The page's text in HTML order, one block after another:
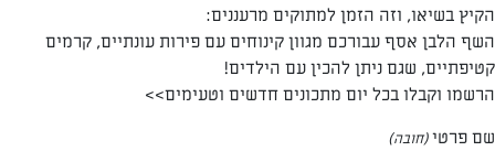
—
הקיץ בשיאו, וזה הזמן למתוקים מרעננים:
השף הלבן אסף עבורכם מגוון קינוחים עם פירות עונתיים, קרמים
קטיפתיים, שגם ניתן להכין עם הילדים!
הרשמו וקבלו בכל יום מתכונים חדשים וטעימים>>
שם פרטי(חובה)